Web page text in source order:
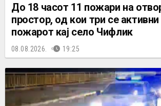
До 18 часот 11 пожари на
простор, од кои три се
пожарот кај село Чифлик
08.08.2026. 19:25